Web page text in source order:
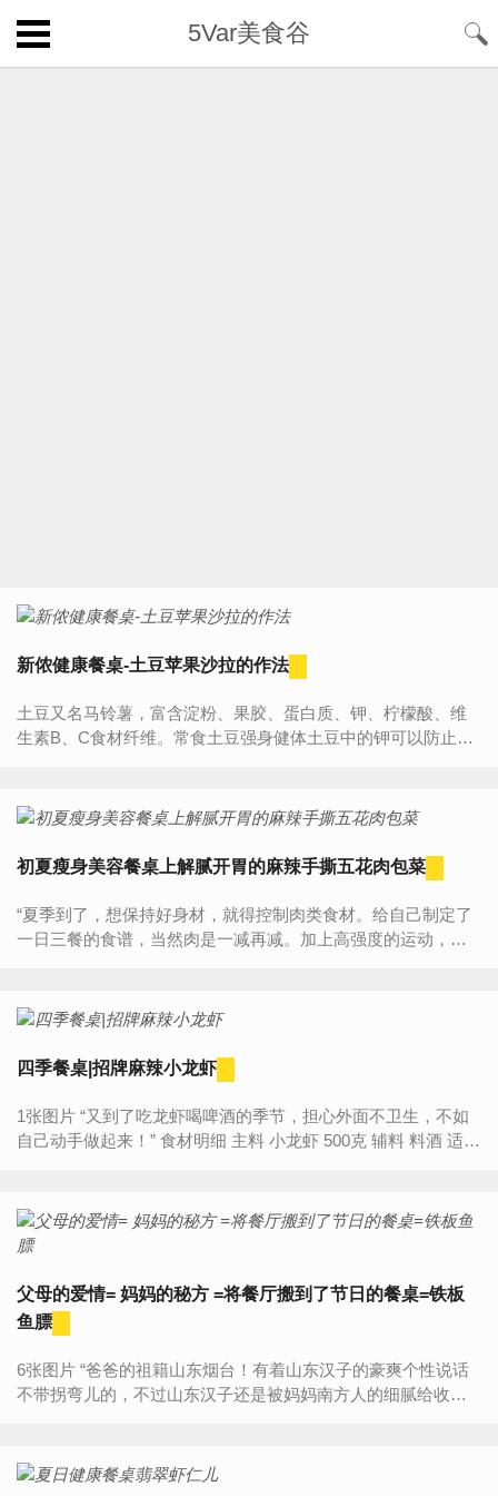
5Var美食谷
新侬健康餐桌-土豆苹果沙拉的作法
土豆又名马铃薯，富含淀粉、果胶、蛋白质、钾、柠檬酸、维
生素B、C食材纤维。常食土豆强身健体土豆中的钾可以防止高
初夏瘦身美容餐桌上解腻开胃的麻辣手撕五花肉包菜
“夏季到了，想保持好身材，就得控制肉类食材。给自己制定了
一日三餐的食谱，当然肉是一减再减。加上高强度的运动，食
四季餐桌|招牌麻辣小龙虾
1张图片 “又到了吃龙虾喝啤酒的季节，担心外面不卫生，不如
自己动手做起来！” 食材明细 主料 小龙虾 500克 辅料 料酒 适量
父母的爱情= 妈妈的秘方 =将餐厅搬到了节日的餐桌=铁板
鱼膘
6张图片 “爸爸的祖籍山东烟台！有着山东汉子的豪爽个性说话
不带拐弯儿的，不过山东汉子还是被妈妈南方人的细腻给收服